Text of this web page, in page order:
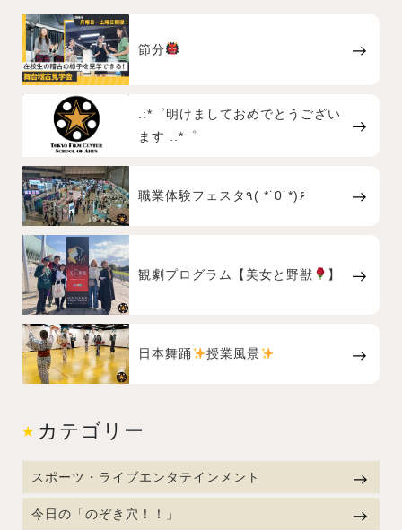
節分
.:*゜明けましておめでとうござい
ます .:*゜
職業体験フェスタ٩( *˙0˙*)۶
観劇プログラム【美女と野獣 】
日本舞踊 授業風景
カテゴリー
スポーツ・ライブエンタテインメント
今日の「のぞき穴！！」